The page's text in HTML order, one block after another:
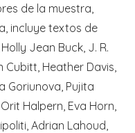
de la muestra,
incluye textos de
Jean Buck, J. R.
Heather Davis,
Goriunova, Pujita
Halpern, Eva Horn,
Adrian Lahoud,